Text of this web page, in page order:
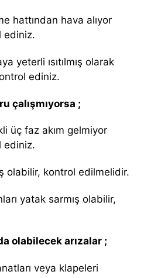
hattından hava alıyor
ediniz.
yeterli ısıtılmış olarak
ediniz.
çalışmıyorsa ;
üç faz akım gelmiyor
ediniz.
olabilir, kontrol edilmelidir.
yatak sarmış olabilir,
olabilecek arızalar ;
veya klapeleri